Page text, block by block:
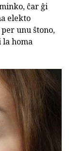
ĉar ĝi
elekto
unu ŝtono,
homa